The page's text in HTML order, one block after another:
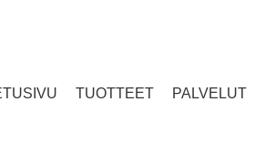
TUOTTEET PALVELUT